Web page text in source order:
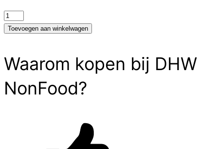
test
aantal
Toevoegen aan winkelwagen
Waarom kopen bij DHW
NonFood?